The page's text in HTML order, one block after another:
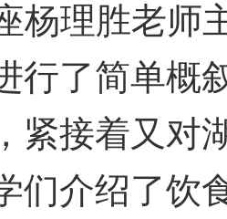
杨理胜老师
行了简单概
紧接着又对
们介绍了饮